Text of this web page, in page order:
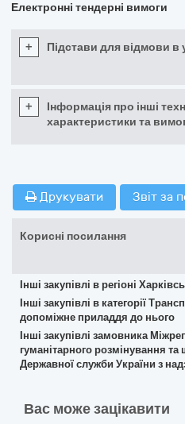
Електронні тендерні вимоги
+ Підстави для відмови в
+
Інформація про інші
характеристики та
Друкувати Звіт за
Корисні посилання
Інші закупівлі в регіоні
Інші закупівлі в категорії
допоміжне приладдя до нього
Інші закупівлі замовника
гуманітарного розмінування
Державної служби України з
Вас може зацікавити